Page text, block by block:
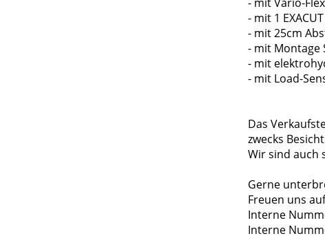
- mit 1
- mit 25cm
- mit Montage
- mit
- mit Load-
Das
zwecks
Wir sind auch
Gerne
Freuen uns
Interne
Interne